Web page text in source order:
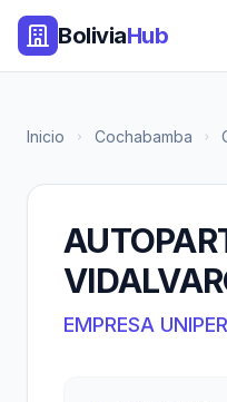
BoliviaHub
Inicio Cochabamba
EMPRESA